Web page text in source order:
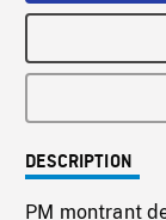
DESCRIPTION
PM montrant